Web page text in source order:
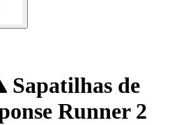
Sapatilhas de
Runner 2